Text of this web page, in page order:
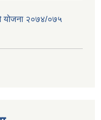
योजना २०७४/०७५